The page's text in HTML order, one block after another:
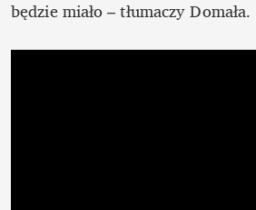
będzie miało – tłumaczy Domała.